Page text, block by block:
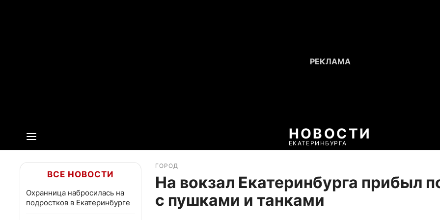
НОВОСТИ
ЕКАТЕРИНБУРГА
ВСЕ НОВОСТИ
Охранница набросилась на
подростков в Екатеринбурге
ГОРОД
На вокзал Екатеринбурга прибыл
с пушками и танками